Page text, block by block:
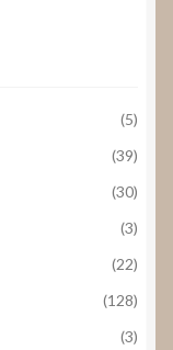
(5)
(39)
(30)
(3)
(22)
(128)
(3)